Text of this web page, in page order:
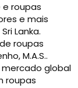
e roupas
e mais
Lanka.
roupas
M.A.S..
global
roupas